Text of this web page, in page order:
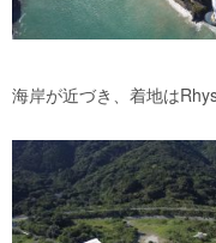
海岸が近づき、着地は